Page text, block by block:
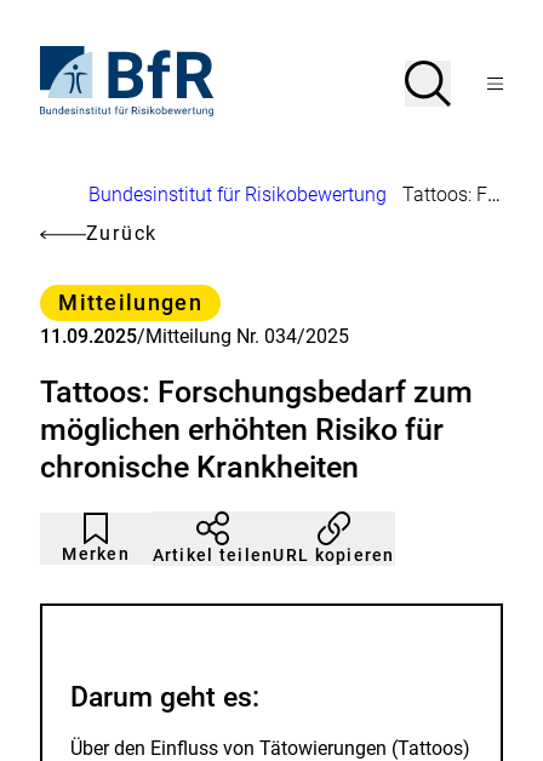
Seiteninhalt
springenStartseite
von
Suche
SucheMenü
Brotkrumennavigation
Bundesinstitut für Risikobewertung
Tattoos: Forschungsbedarf zum möglichen erhöhten Risiko für chronische Krankheiten
Zurück
Kategorie
Mitteilungen
11.09.2025/Mitteilung Nr. 034/2025
Tattoos: Forschungsbedarf zum
möglichen erhöhten Risiko für
chronische Krankheiten
Merken
Artikel
nicht
gemerkt
Durch
Klicken
der
hinzufügen.
Artikel teilenURL kopieren
Darum geht es:
Über den Einfluss von Tätowierungen (Tattoos)